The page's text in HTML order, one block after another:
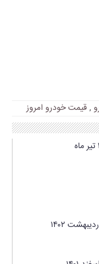
, قیمت خودرو امروز